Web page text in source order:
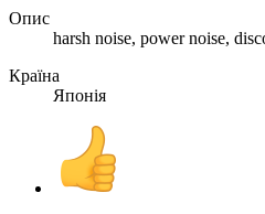
Опис
harsh noise, power noise,
Країна
Японія